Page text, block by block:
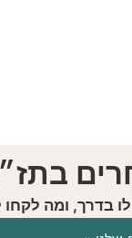
בדרך, ומה לקחו